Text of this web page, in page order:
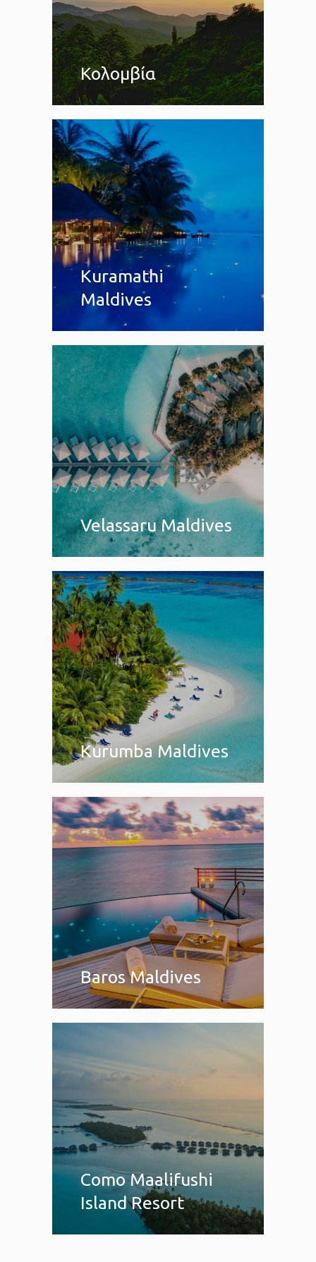
Κολομβία
Kuramathi
Maldives
Velassaru Maldives
Kurumba Maldives
Baros Maldives
Como Maalifushi
Island Resort